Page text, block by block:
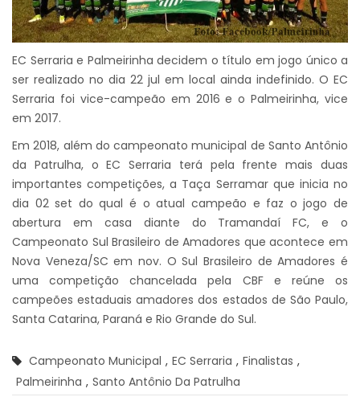
EC Serraria e Palmeirinha decidem o título em jogo único a
ser realizado no dia 22 jul em local ainda indefinido. O EC
Serraria foi vice-campeão em 2016 e o Palmeirinha, vice
em 2017.
Em 2018, além do campeonato municipal de Santo Antônio
da Patrulha, o EC Serraria terá pela frente mais duas
importantes competições, a Taça Serramar que inicia no
dia 02 set do qual é o atual campeão e faz o jogo de
abertura em casa diante do Tramandaí FC, e o
Campeonato Sul Brasileiro de Amadores que acontece em
Nova Veneza/SC em nov. O Sul Brasileiro de Amadores é
uma competição chancelada pela CBF e reúne os
campeões estaduais amadores dos estados de São Paulo,
Santa Catarina, Paraná e Rio Grande do Sul.
Campeonato Municipal , EC Serraria , Finalistas ,
Palmeirinha , Santo Antônio Da Patrulha